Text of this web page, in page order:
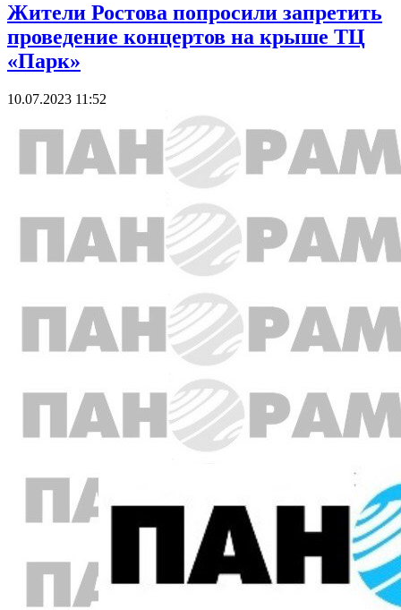
Жители Ростова попросили запретить
проведение концертов на крыше ТЦ
«Парк»
10.07.2023 11:52